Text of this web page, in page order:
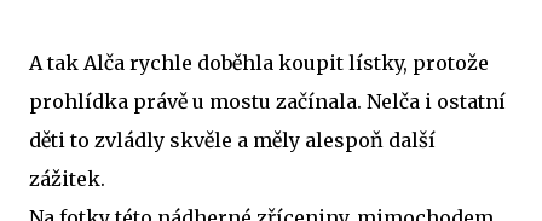
A tak Alča rychle doběhla koupit lístky, protože
prohlídka právě u mostu začínala. Nelča i ostatní
děti to zvládly skvěle a měly alespoň další
zážitek.